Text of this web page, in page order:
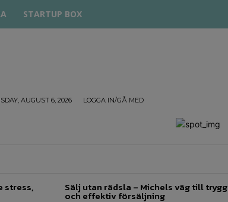
STARTUP BOX
AUGUST 6, 2026 LOGGA IN/GÅ MED
stress, Sälj utan rädsla – Michels väg till trygg
och effektiv försäljning